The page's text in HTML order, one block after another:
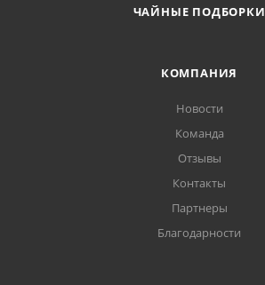
ЧАЙНЫЕ ПОДБОРКИ
КОМПАНИЯ
Новости
Команда
Отзывы
Контакты
Партнеры
Благодарности